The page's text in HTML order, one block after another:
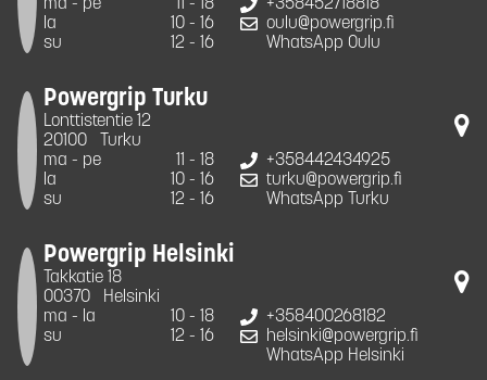
ma - pe
11 - 18
la
10 - 16
su
12 - 16
+358452718818
oulu@powergrip.fi
WhatsApp Oulu
Powergrip Turku
Lonttistentie 12
20100
Turku
ma - pe
11 - 18
la
10 - 16
su
12 - 16
+358442434925
turku@powergrip.fi
WhatsApp Turku
Powergrip Helsinki
Takkatie 18
00370
Helsinki
ma - la
10 - 18
su
12 - 16
+358400268182
helsinki@powergrip.fi
WhatsApp Helsinki